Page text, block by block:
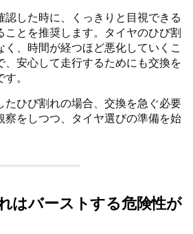
認した時に、くっきりと目視できる
ことを推奨します。タイヤのひび割
く、時間が経つほど悪化していくこ
、安心して走行するためにも交換を
。
たひび割れの場合、交換を急ぐ必要
察をしつつ、タイヤ選びの準備を始
はバーストする危険性が